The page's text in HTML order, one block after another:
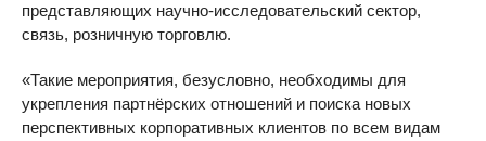
представляющих научно-исследовательский сектор,
связь, розничную торговлю.
«Такие мероприятия, безусловно, необходимы для
укрепления партнёрских отношений и поиска новых
перспективных корпоративных клиентов по всем видам